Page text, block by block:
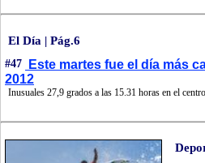
El Día | Pág.6
#47
Este martes fue el día más
2012
Inusuales 27,9 grados a las 15.31 horas en el